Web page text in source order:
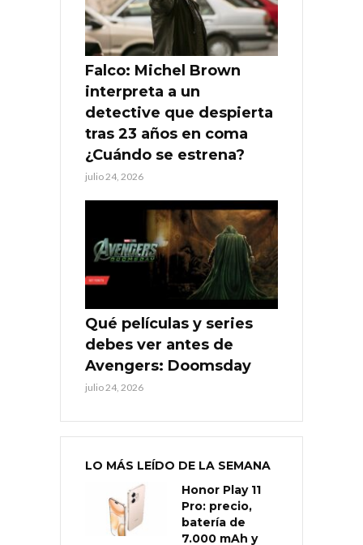
Falco: Michel Brown
interpreta a un
detective que despierta
tras 23 años en coma
¿Cuándo se estrena?
julio 24, 2026
Qué películas y series
debes ver antes de
Avengers: Doomsday
julio 24, 2026
LO MÁS LEÍDO DE LA SEMANA
Honor Play 11
Pro: precio,
batería de
7.000 mAh y